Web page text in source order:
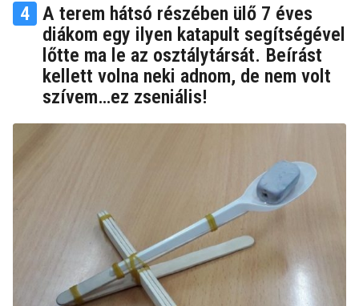
4 A terem hátsó részében ülő 7 éves
diákom egy ilyen katapult segítségével
lőtte ma le az osztálytársát. Beírást
kellett volna neki adnom, de nem volt
szívem…ez zseniális!